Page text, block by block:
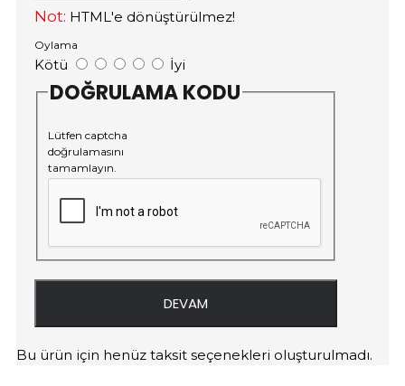
Not: HTML'e dönüştürülmez!
Oylama
Kötü İyi
DOĞRULAMA KODU
Lütfen captcha
doğrulamasını
tamamlayın.
DEVAM
Bu ürün için henüz taksit seçenekleri oluşturulmadı.